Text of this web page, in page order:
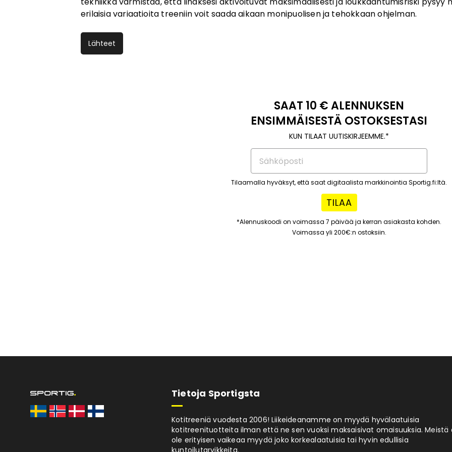
erilaisia variaatioita treeniin voit saada aikaan monipuolisen ja tehokkaan ohjelman.
Lähteet
SAAT 10 € ALENNUKSEN
ENSIMMÄISESTÄ OSTOKSESTASI
KUN TILAAT UUTISKIRJEEMME.*
Tilaamalla hyväksyt, että saat digitaalista markkinointia Sportig.fi:ltä.
TILAA
*Alennuskoodi on voimassa 7 päivää ja kerran asiakasta kohden.
Voimassa yli 200€:n ostoksiin.
Tietoja Sportigsta
Kotitreeniä vuodesta 2006! Liikeideanamme on myydä hyvälaatuisia
kotitreenituotteita ilman että ne sen vuoksi maksaisivat omaisuuksia. Meistä
ole erityisen vaikeaa myydä joko korkealaatuisia tai hyvin edullisia
kuntoilutarvikkeita.